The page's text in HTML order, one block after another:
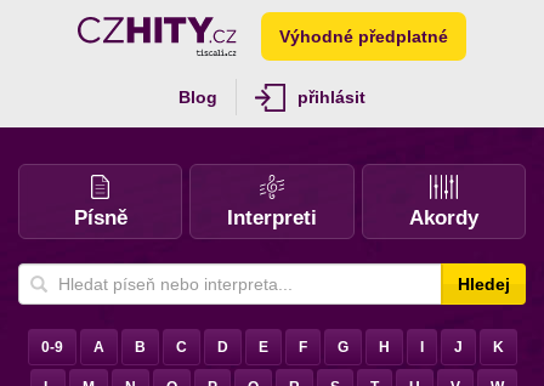
Výhodné předplatné
Blog přihlásit
Písně Interpreti Akordy
Hledej
0-9 A B C D E F G H J K